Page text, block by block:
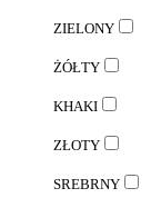
ZIELONY
ŻÓŁTY
KHAKI
ZŁOTY
SREBRNY